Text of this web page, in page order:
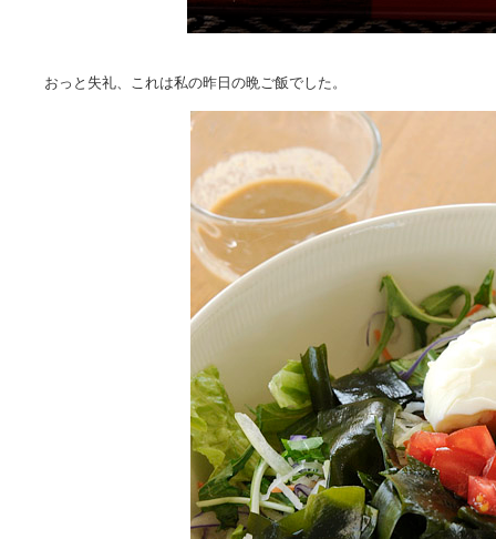
おっと失礼、これは私の昨日の晩ご飯でした。